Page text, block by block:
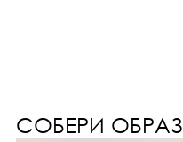
СОБЕРИ ОБРАЗ